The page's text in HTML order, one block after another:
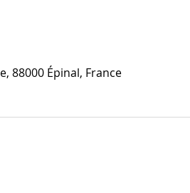
88000 Épinal, France